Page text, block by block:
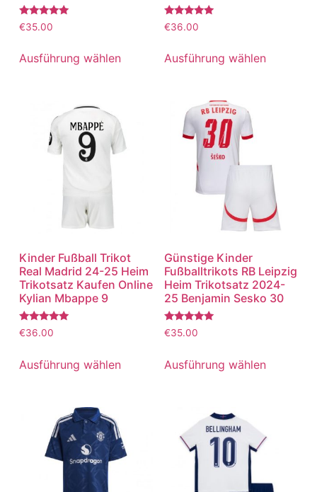
Bewertet
mit
von 5
€35.00
Ausführung wählen
Bewertet
mit
von 5
€36.00
Ausführung wählen
Kinder Fußball Trikot
Real Madrid 24-25 Heim
Trikotsatz Kaufen Online
Kylian Mbappe 9
Bewertet
mit
von 5
€36.00
Ausführung wählen
Günstige Kinder
Fußballtrikots RB Leipzig
Heim Trikotsatz 2024-
25 Benjamin Sesko 30
Bewertet
mit
von 5
€35.00
Ausführung wählen